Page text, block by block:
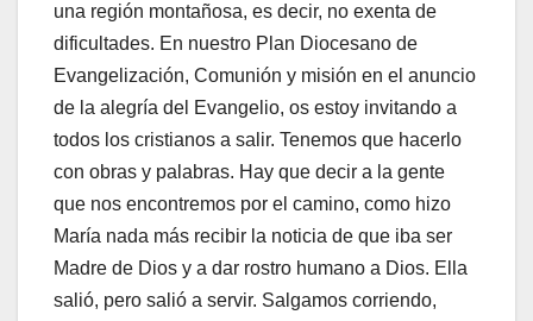
una región montañosa, es decir, no exenta de
dificultades. En nuestro Plan Diocesano de
Evangelización, Comunión y misión en el anuncio
de la alegría del Evangelio, os estoy invitando a
todos los cristianos a salir. Tenemos que hacerlo
con obras y palabras. Hay que decir a la gente
que nos encontremos por el camino, como hizo
María nada más recibir la noticia de que iba ser
Madre de Dios y a dar rostro humano a Dios. Ella
salió, pero salió a servir. Salgamos corriendo,